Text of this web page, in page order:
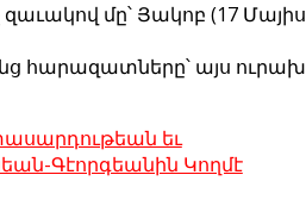
մը՝ Յակոբ (17 Մայիս
հարազատները՝ այս ուրախ
եւ
Գէորգեանին Կողմէ